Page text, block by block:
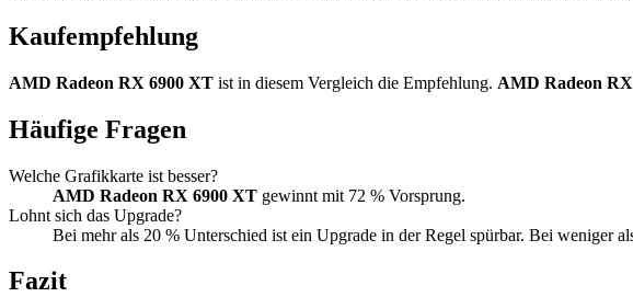
Kaufempfehlung
AMD Radeon RX 6900 XT ist in diesem Vergleich die Empfehlung. AMD Radeon
Häufige Fragen
Welche Grafikkarte ist besser?
AMD Radeon RX 6900 XT gewinnt mit 72 % Vorsprung.
Lohnt sich das Upgrade?
Bei mehr als 20 % Unterschied ist ein Upgrade in der Regel spürbar. Bei weniger
Fazit